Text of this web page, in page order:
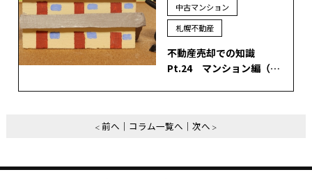
中古マンション
札幌不動産
不動産売却での知識
Pt.24 マンション編（…
前へ コラム一覧へ 次へ